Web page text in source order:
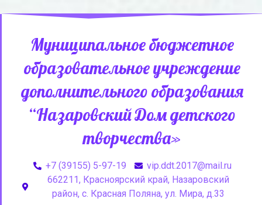
Муниципальное бюджетное
образовательное учреждение
дополнительного образования
“Назаровский Дом детского
творчества»
+7 (39155) 5-97-19
vip.ddt.2017@mail.ru
662211, Красноярский край, Назаровский
район, с. Красная Поляна, ул. Мира, д.33